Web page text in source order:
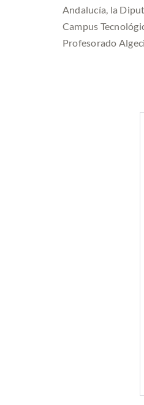
Andalucía, la
Campus
Profesorado